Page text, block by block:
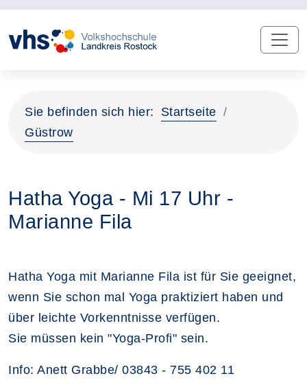
Sie befinden sich hier:
Startseite
Güstrow
Hatha Yoga - Mi 17 Uhr -
Marianne Fila
Hatha Yoga mit Marianne Fila ist für Sie geeignet,
wenn Sie schon mal Yoga praktiziert haben und
über leichte Vorkenntnisse verfügen.
Sie müssen kein "Yoga-Profi" sein.
Info: Anett Grabbe/ 03843 - 755 402 11